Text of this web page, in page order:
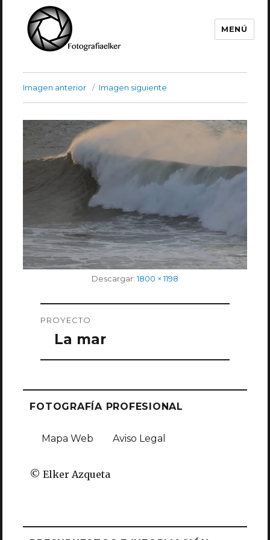
Fotografía Elker
MENÚ
Imagen anterior Imagen siguiente
Descargar:completo
1800 × 1198
de
entradas
PROYECTO
La mar
FOTOGRAFÍA PROFESIONAL
Mapa Web Aviso Legal
© Elker Azqueta